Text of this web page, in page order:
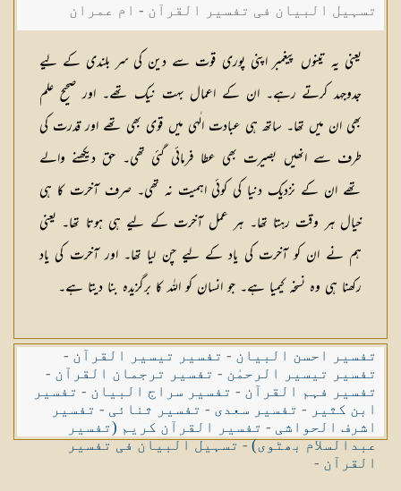
تسہیل البیان فی تفسیر القرآن - ام عمران
شکیلہ بنت میاں فضل حسین
یعنی یہ تینوں پیغمبر اپنی پوری قوت سے دین کی سر بلندی کے لیے
جدوجہد کرتے رہے۔ ان کے اعمال بہت نیک تھے۔ اور صحیح علم
بھی ان میں تھا۔ ساتھ ہی عبادت الٰہی میں قوی بھی تھے اور قدرت کی
طرف سے انھیں بصیرت بھی عطا فرمائی گئی تھی۔ حق دیکھنے والے
تھے ان کے نزدیک دنیا کی کوئی اہمیت نہ تھی۔ صرف آخرت کا ہی
خیال ہر وقت رہتا تھا۔ ہر عمل آخرت کے لیے ہی ہوتا تھا۔ یعنی
ہم نے ان کو آخرت کی یاد کے لیے چن لیا تھا۔ اور آخرت کی یاد
رکھنا ہی وہ نسخہ کیمیا ہے۔ جو انسان کو اللہ کا برگزیدہ بنا دیتا ہے۔
تفسیر احسن البیان - تفسیر تیسیر القرآن -
تفسیر تیسیر الرحمٰن - تفسیر ترجمان القرآن -
تفسیر فہم القرآن - تفسیر سراج البیان - تفسیر
ابن کثیر - تفسیر سعدی - تفسیر ثنائی - تفسیر
اشرف الحواشی - تفسیر القرآن کریم (تفسیر
عبدالسلام بھٹوی)-تسہیل البیان فی تفسیر
القرآن -